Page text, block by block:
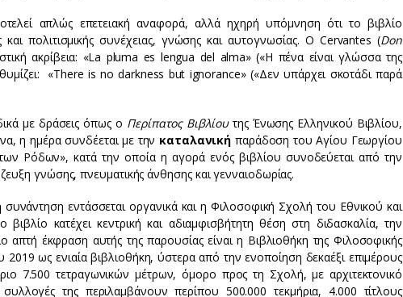
απλώς επετειακή αναφορά, αλλά ηχηρή υπόμνηση ότι το βιβλίο
πολιτισμικής συνέχειας, γνώσης και αυτογνωσίας. Ο Cervantes (Don
ακρίβεια: «La pluma es lengua del alma» («Η πένα είναι γλώσσα της
«There is no darkness but ignorance» («Δεν υπάρχει σκοτάδι παρά
με δράσεις όπως ο Περίπατος Βιβλίουτης Ένωσης Ελληνικού Βιβλίου,
η ημέρα συνδέεται με την καταλανική παράδοση του Αγίου Γεωργίου
Ρόδων», κατά την οποία η αγορά ενός βιβλίου συνοδεύεται από την
γνώσης, πνευματικής άνθησης και γενναιοδωρίας.
συνάντηση εντάσσεται οργανικά και η Φιλοσοφική Σχολή του Εθνικού και
κατέχει κεντρική και αδιαμφισβήτητη θέση στη διδασκαλία, την
απτή έκφραση αυτής της παρουσίας είναι η Βιβλιοθήκη της Φιλοσοφικής
ως ενιαία βιβλιοθήκη, ύστερα από την ενοποίηση δεκαέξι επιμέρους
7.500 τετραγωνικών μέτρων, όμορο προς τη Σχολή, με αρχιτεκτονικό
της περιλαμβάνουν περίπου 500.000 τεκμήρια, 4.000 τίτλους